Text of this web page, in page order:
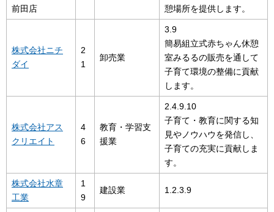
前田店
憩場所を提供します。
株式会社ニチ
ダイ
2
1
卸売業
3.9
簡易組立式赤ちゃん休憩
室みるるの販売を通して
子育て環境の整備に貢献
します。
株式会社アス
クリエイト
4
6
教育・学習支
援業
2.4.9.10
子育て・教育に関する知
見やノウハウを発信し、
子育ての充実に貢献しま
す。
株式会社水章
工業
1
9
建設業 1.2.3.9